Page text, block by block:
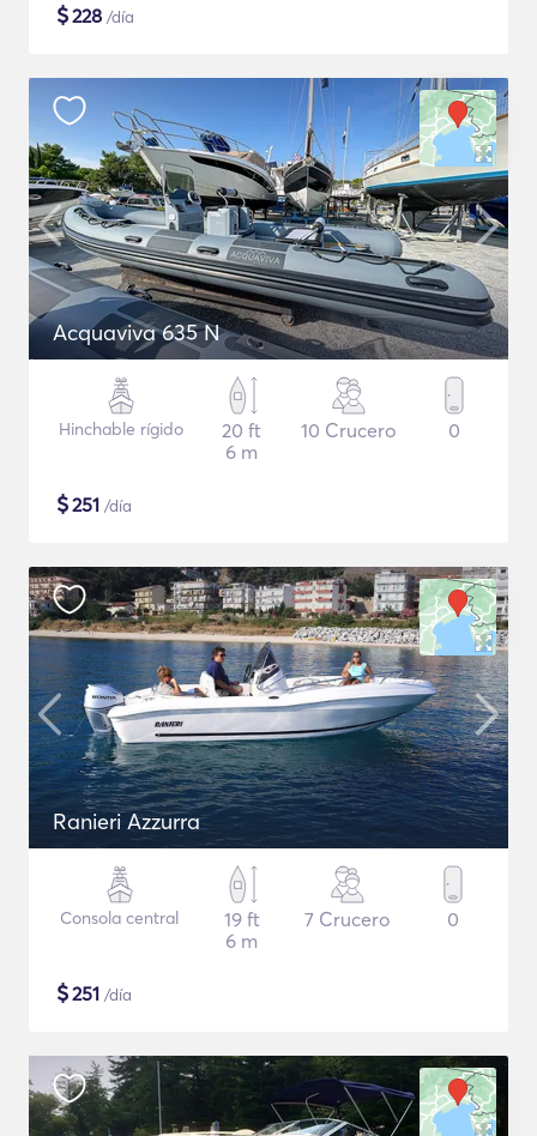
$228 /día
Acquaviva 635 N
Hinchable rígido
20 ft
6 m
10 Crucero 0
$251 /día
Ranieri Azzurra
Consola central
19 ft
6 m
7 Crucero 0
$251 /día